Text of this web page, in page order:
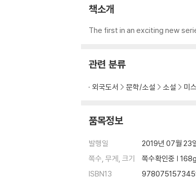
책소개
The first in an exciting new
관련 분류
외국도서 문학/소설 소설 미
품목정보
발행일
2019년 07월 23
쪽수, 무게, 크기
쪽수확인중 |
ISBN13